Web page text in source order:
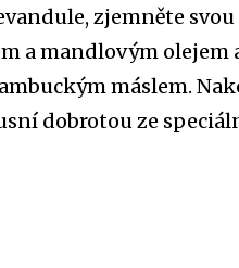
zjemněte
a mandlovým olejem
máslem.
dobrotou ze